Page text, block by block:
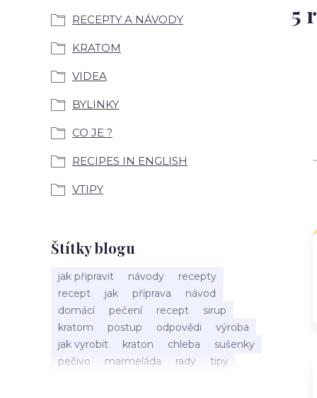
RECEPTY A NÁVODY
KRATOM
VIDEA
BYLINKY
CO JE ?
RECIPES IN ENGLISH
VTIPY
Štítky blogu
jak připravit návody
recepty
recept
jak příprava
návod
domácí
pečení recept
sirup
kratom
postup odpovědi
výroba
jak vyrobit
kraton chleba
sušenky
pečivo
marmeláda rady
tipy
5